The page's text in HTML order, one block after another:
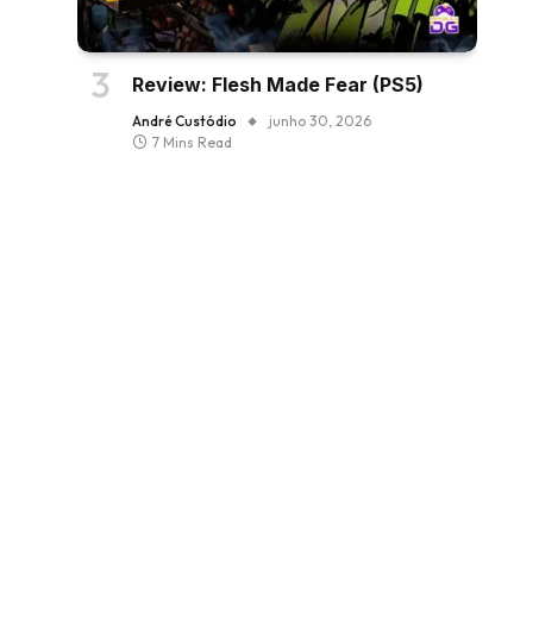
Review: Flesh Made Fear (PS5)
André Custódio
junho 30, 2026
7 Mins Read